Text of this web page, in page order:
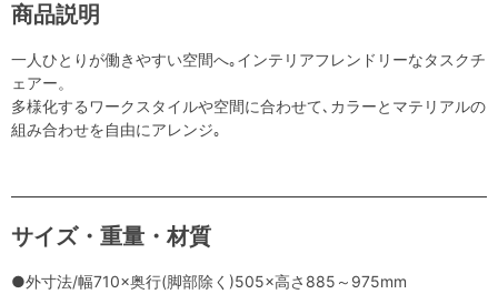
商品説明
一人ひとりが働きやすい空間へ｡インテリアフレンドリーなタスクチ
ェアー。
多様化するワークスタイルや空間に合わせて､カラーとマテリアルの
組み合わせを自由にアレンジ｡
サイズ・重量・材質
●外寸法/幅710×奥行(脚部除く)505×高さ885～975mm